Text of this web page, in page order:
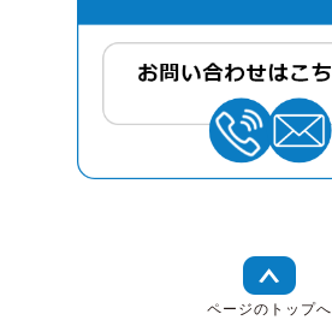
ページのトップへ